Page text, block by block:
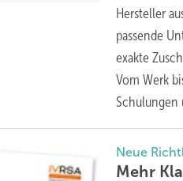
Hersteller
passende
exakte
Vom Werk
Schulungen
Neue
Mehr